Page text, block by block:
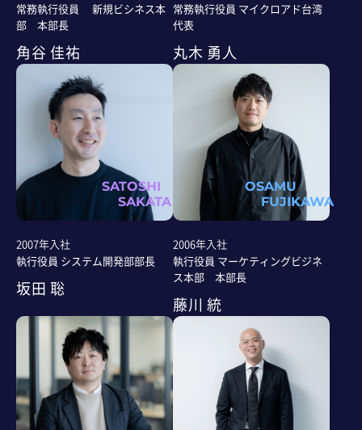
常務執行役員 新規ビシネス本
部 本部長
角谷 佳祐
常務執行役員 マイクロアド台湾
代表
丸木 勇人
SATOSHI
SAKATA
2007年入社
執行役員 システム開発部部長
坂田 聡
OSAMU
FUJIKAWA
2006年入社
執行役員 マーケティングビジネ
ス本部 本部長
藤川 統